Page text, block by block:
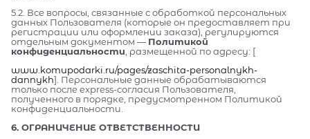
5.2. Все вопросы, связанные с обработкой персональных
данных Пользователя (которые он предоставляет при
регистрации или оформлении заказа), регулируются
отдельным документом — Политикой
конфиденциальности , размещенной по адресу: [
www.komupodarki.ru/pages/zaschita-personalnykh-
dannykh]. Персональные данные обрабатываются
только после express-согласия Пользователя,
полученного в порядке, предусмотренном Политикой
конфиденциальности.
6. ОГРАНИЧЕНИЕ ОТВЕТСТВЕННОСТИ